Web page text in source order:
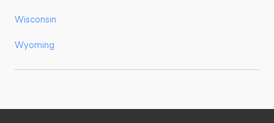
Wisconsin
Wyoming